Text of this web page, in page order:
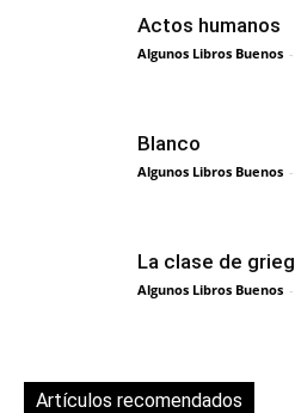
Actos humanos
Algunos Libros Buenos -
Blanco
Algunos Libros Buenos -
La clase de
Algunos Libros Buenos -
Artículos recomendados